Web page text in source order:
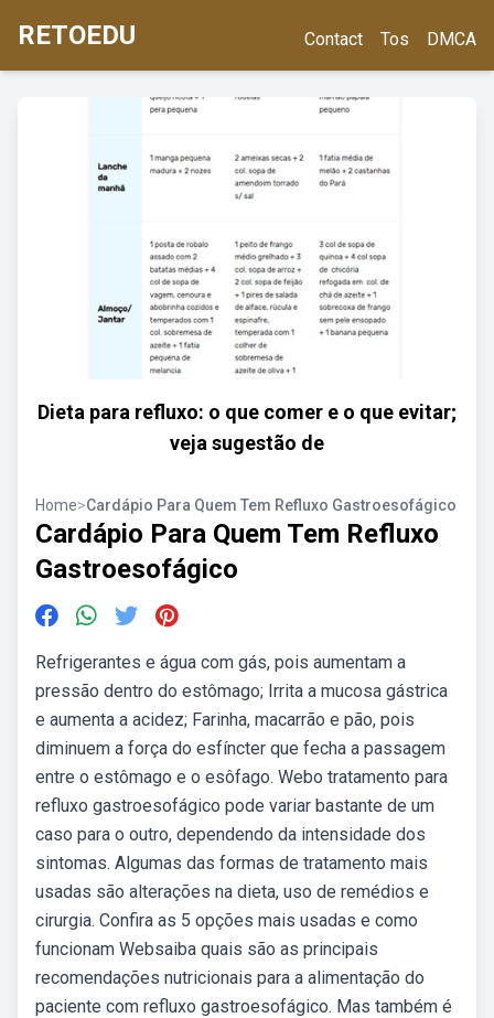
RETOEDU Contact Tos DMCA
Dieta para refluxo: o que comer e o que evitar;
veja sugestão de
Home>Cardápio Para Quem Tem Refluxo Gastroesofágico
Cardápio Para Quem Tem Refluxo
Gastroesofágico
Refrigerantes e água com gás, pois aumentam a
pressão dentro do estômago; Irrita a mucosa gástrica
e aumenta a acidez; Farinha, macarrão e pão, pois
diminuem a força do esfíncter que fecha a passagem
entre o estômago e o esôfago. Webo tratamento para
refluxo gastroesofágico pode variar bastante de um
caso para o outro, dependendo da intensidade dos
sintomas. Algumas das formas de tratamento mais
usadas são alterações na dieta, uso de remédios e
cirurgia. Confira as 5 opções mais usadas e como
funcionam Websaiba quais são as principais
recomendações nutricionais para a alimentação do
paciente com refluxo gastroesofágico. Mas também é